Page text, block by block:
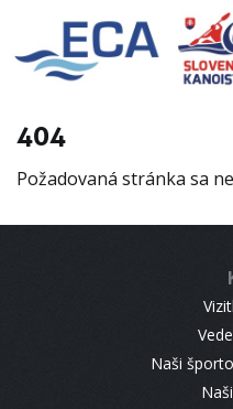
404
Požadovaná stránka sa
Naši